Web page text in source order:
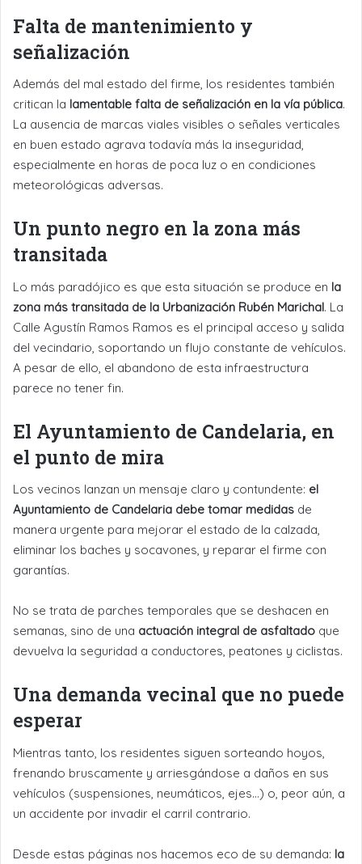
Falta de mantenimiento y
señalización
Además del mal estado del firme, los residentes también
critican la lamentable falta de señalización en la vía pública.
La ausencia de marcas viales visibles o señales verticales
en buen estado agrava todavía más la inseguridad,
especialmente en horas de poca luz o en condiciones
meteorológicas adversas.
Un punto negro en la zona más
transitada
Lo más paradójico es que esta situación se produce en la
zona más transitada de la Urbanización Rubén Marichal. La
Calle Agustín Ramos Ramos es el principal acceso y salida
del vecindario, soportando un flujo constante de vehículos.
A pesar de ello, el abandono de esta infraestructura
parece no tener fin.
El Ayuntamiento de Candelaria, en
el punto de mira
Los vecinos lanzan un mensaje claro y contundente: el
Ayuntamiento de Candelaria debe tomar medidas de
manera urgente para mejorar el estado de la calzada,
eliminar los baches y socavones, y reparar el firme con
garantías.
No se trata de parches temporales que se deshacen en
semanas, sino de una actuación integral de asfaltado que
devuelva la seguridad a conductores, peatones y ciclistas.
Una demanda vecinal que no puede
esperar
Mientras tanto, los residentes siguen sorteando hoyos,
frenando bruscamente y arriesgándose a daños en sus
vehículos (suspensiones, neumáticos, ejes…) o, peor aún, a
un accidente por invadir el carril contrario.
Desde estas páginas nos hacemos eco de su demanda: la